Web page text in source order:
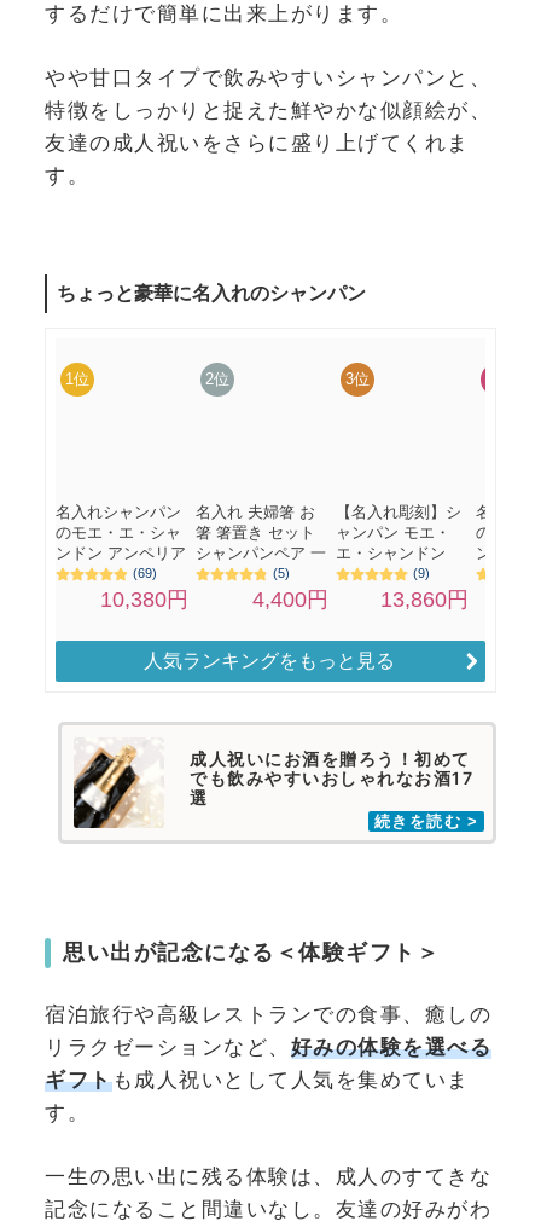
するだけで簡単に出来上がります。
やや甘口タイプで飲みやすいシャンパンと、
特徴をしっかりと捉えた鮮やかな似顔絵が、
友達の成人祝いをさらに盛り上げてくれま
す。
人気ランキングをもっと見る
成人祝いにお酒を贈ろう！初めて
でも飲みやすいおしゃれなお酒17
選
思い出が記念になる＜体験ギフト＞
宿泊旅行や高級レストランでの食事、癒しの
リラクゼーションなど、 好みの体験を選べる
ギフトも成人祝いとして人気を集めていま
す。
一生の思い出に残る体験は、成人のすてきな
記念になること間違いなし。友達の好みがわ